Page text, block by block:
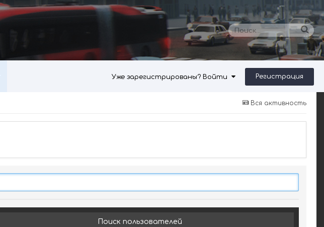
Уже зарегистрированы? Войти Регистрация
Вся активность
Поиск пользователей